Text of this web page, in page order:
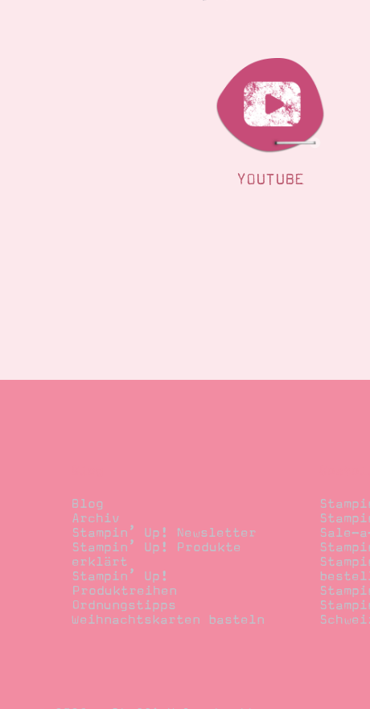
YOUTUBE
Blog
Archiv
Stampin’ Up! Newsletter
Stampin’ Up! Produkte
erklärt
Stampin’ Up!
Produktreihen
Ordnungstipps
Weihnachtskarten basteln
Sale-